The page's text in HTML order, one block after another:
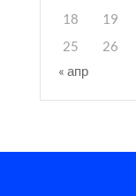
18
19
25
26
« апр